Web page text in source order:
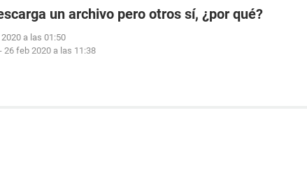
un archivo pero otros sí, ¿por qué?
a las 01:50
- 26 feb 2020 a las 11:38